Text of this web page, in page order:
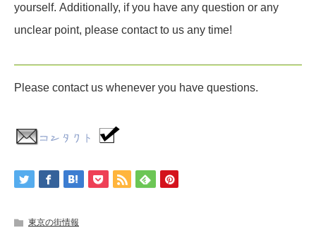
yourself. Additionally, if you have any question or any
unclear point, please contact to us any time!
Please contact us whenever you have questions.
東京の街情報